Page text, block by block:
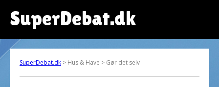
SuperDebat.dk
SuperDebat.dk > Hus & Have > Gør det selv